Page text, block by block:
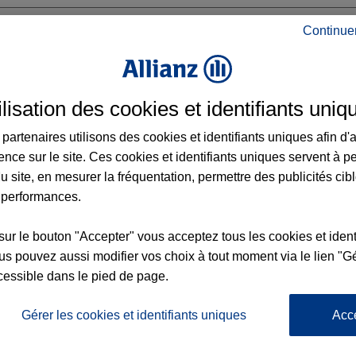
CHANTONNAY
des cookies et identifiants
partenaires utilisons des cookies et identifiants uniques afin
sur le site. Ces cookies et identifiants uniques servent à
site, en mesurer la fréquentation, permettre des publicités
le bouton "Accepter" vous acceptez tous les cookies et
pouvez aussi modifier vos choix à tout moment via le lien
dans le pied de page.
Gérer les cookies et identifiants uniques